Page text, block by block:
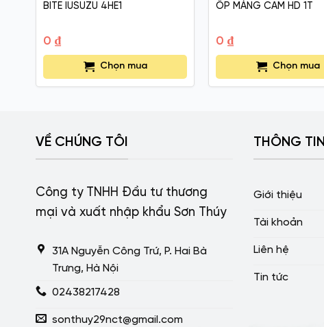
BITE IUSUZU 4HE1
0 ₫
Chọn mua
ỐP MÁNG CAM HD 1T
0 ₫
Chọn mua
VỀ CHÚNG TÔI
Công ty TNHH Đầu tư thương
mại và xuất nhập khẩu Sơn Thúy
31A Nguyễn Công Trứ, P. Hai Bà
Trưng, Hà Nội
02438217428
sonthuy29nct@gmail.com
THÔNG TIN
Giới thiệu
Tài khoản
Liên hệ
Tin tức